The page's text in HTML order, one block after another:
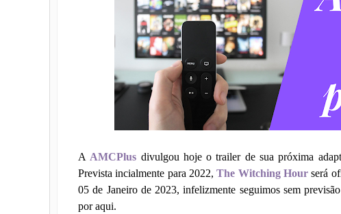
A AMCPlus divulgou hoje o trailer de sua próxima
Prevista incialmente para 2022,The Witching Hour será
05 de Janeiro de 2023, infelizmente seguimos sem
por aqui.